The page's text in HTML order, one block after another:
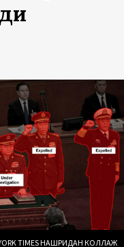
YORK TIMES НАШРИДАН КОЛЛАЖ